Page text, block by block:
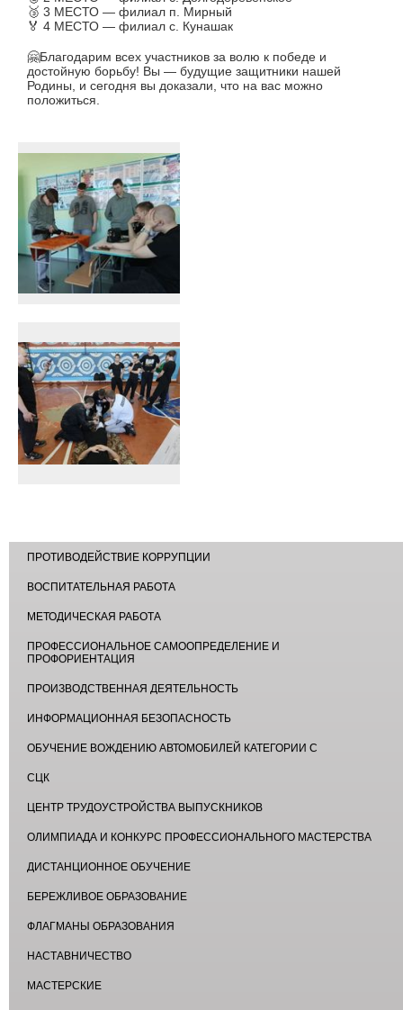
🥉 3 МЕСТО — филиал п. Мирный
🏅 4 МЕСТО — филиал с. Кунашак
🤗Благодарим всех участников за волю к победе и
достойную борьбу! Вы — будущие защитники нашей
Родины, и сегодня вы доказали, что на вас можно
положиться.
ПРОТИВОДЕЙСТВИЕ КОРРУПЦИИ
ВОСПИТАТЕЛЬНАЯ РАБОТА
МЕТОДИЧЕСКАЯ РАБОТА
ПРОФЕССИОНАЛЬНОЕ САМООПРЕДЕЛЕНИЕ И
ПРОФОРИЕНТАЦИЯ
ПРОИЗВОДСТВЕННАЯ ДЕЯТЕЛЬНОСТЬ
ИНФОРМАЦИОННАЯ БЕЗОПАСНОСТЬ
ОБУЧЕНИЕ ВОЖДЕНИЮ АВТОМОБИЛЕЙ КАТЕГОРИИ С
СЦК
ЦЕНТР ТРУДОУСТРОЙСТВА ВЫПУСКНИКОВ
ОЛИМПИАДА И КОНКУРС ПРОФЕССИОНАЛЬНОГО МАСТЕРСТВА
ДИСТАНЦИОННОЕ ОБУЧЕНИЕ
БЕРЕЖЛИВОЕ ОБРАЗОВАНИЕ
ФЛАГМАНЫ ОБРАЗОВАНИЯ
НАСТАВНИЧЕСТВО
МАСТЕРСКИЕ